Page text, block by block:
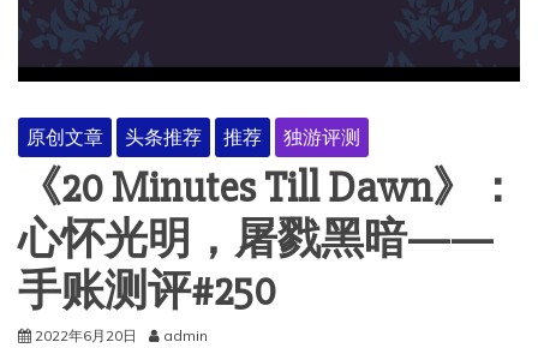
原创文章 头条推荐 推荐 独游评测
《20 Minutes Till Dawn》：
心怀光明，屠戮黑暗——
手账测评#250
2022年6月20日 admin